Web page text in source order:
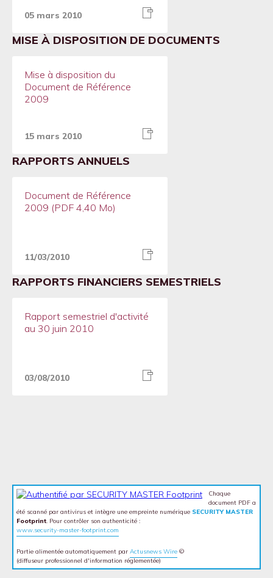
05 mars 2010
MISE À DISPOSITION DE DOCUMENTS
Mise à disposition du
Document de Référence
2009
15 mars 2010
RAPPORTS ANNUELS
Document de Référence
2009 (PDF 4,40 Mo)
11/03/2010
RAPPORTS FINANCIERS SEMESTRIELS
Rapport semestriel d'activité
au 30 juin 2010
03/08/2010
Chaque
document PDF a
été scanné par antivirus et intègre une empreinte numérique SECURITY MASTER
Footprint. Pour contrôler son authenticité :
www.security-master-footprint.com
Partie alimentée automatiquement par Actusnews Wire ©
(diffuseur professionnel d'information réglementée)